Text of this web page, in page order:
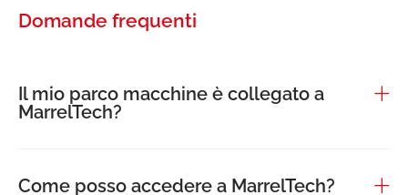
Domande frequenti
Il mio parco macchine è collegato a
MarrelTech?
Come posso accedere a MarrelTech?